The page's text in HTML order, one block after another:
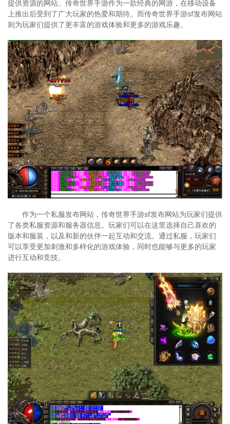
提供资源的网站。传奇世界手游作为一款经典的网游，在移动设备
上推出后受到了广大玩家的热爱和期待。而传奇世界手游sf发布网站
则为玩家们提供了更丰富的游戏体验和更多的游戏乐趣。
作为一个私服发布网站，传奇世界手游sf发布网站为玩家们提供
了各类私服资源和服务器信息。玩家们可以在这里选择自己喜欢的
版本和服装，以及和新的伙伴一起互动和交流。通过私服，玩家们
可以享受更加刺激和多样化的游戏体验，同时也能够与更多的玩家
进行互动和竞技。